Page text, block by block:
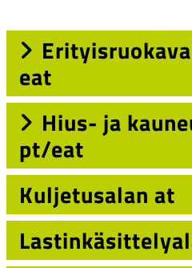
eat
Hius- ja
pt/eat
Kuljetusalan at